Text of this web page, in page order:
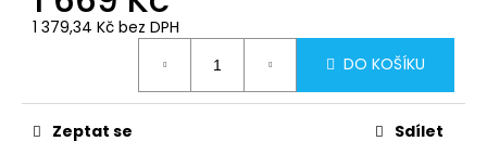
1 379,34 Kč bez DPH
DO KOŠÍKU
Zeptat se Sdílet
e